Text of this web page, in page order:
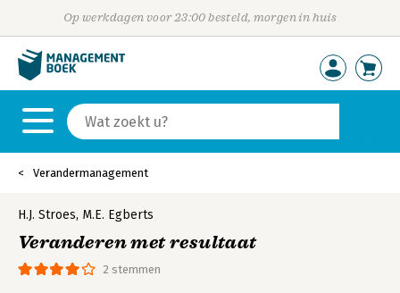
Op werkdagen voor 23:00 besteld, morgen in huis
Verandermanagement
2 stemmen
H.J. Stroes, M.E. Egberts
Veranderen met resultaat